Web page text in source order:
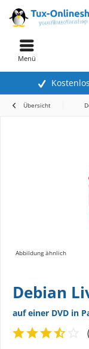
Menü
Übersicht
Abbildung ähnlich
Debian
auf einer DVD in
(